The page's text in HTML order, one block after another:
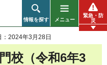
情報を探す メニュー
緊急・防
災
：2024年3月28日
校（令和6年3